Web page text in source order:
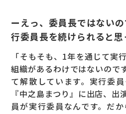
ーえっ、委員長ではない
行委員長を続けられると思
「そもそも、1年を通じて実
組織があるわけではないので
て解散しています。実行委
『中之島まつり』に出店、出
員が実行委員なんです。だ